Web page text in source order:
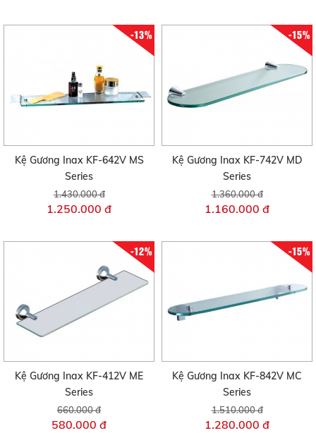
-13%
Kệ Gương Inax KF-642V MS
Series
1.430.000 đ
1.250.000 đ
-15%
Kệ Gương Inax KF-742V MD
Series
1.360.000 đ
1.160.000 đ
-12%
Kệ Gương Inax KF-412V ME
Series
660.000 đ
580.000 đ
-15%
Kệ Gương Inax KF-842V MC
Series
1.510.000 đ
1.280.000 đ